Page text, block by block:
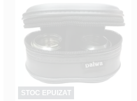
STOC EPUIZAT